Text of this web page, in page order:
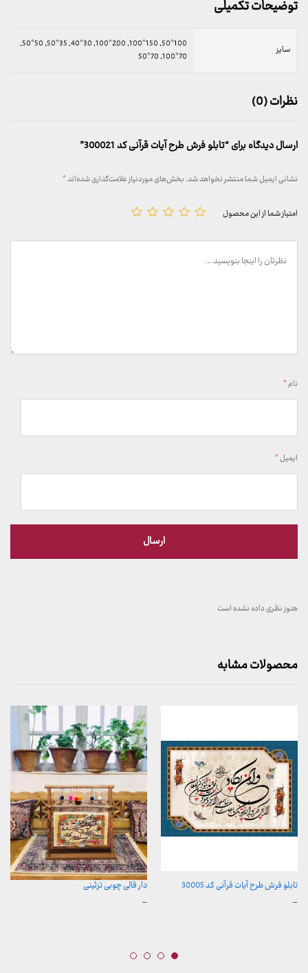
توضیحات تکمیلی
سایز
100*50, 150*100, 200*100, 30*40, 35*50, 50*50,
70*100, 70*50
نظرات (0)
ارسال دیدگاه برای “تابلو فرش طرح آیات قرآنی کد 300021”
نشانی ایمیل شما منتشر نخواهد شد.بخش‌های موردنیاز علامت‌گذاری شده‌اند*
امتیاز شما از این محصول
نام*
ایمیل*
هنوز نظری داده نشده است
محصولات مشابه
تابلو فرش طرح آیات قرآنی کد 30005
–محدوده
دار قالی چوبی تزئینی
–محدوده